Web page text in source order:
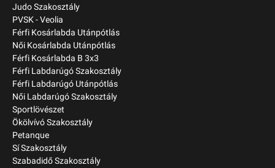
Judo Szakosztály
PVSK - Veolia
Férfi Kosárlabda Utánpótlás
Női Kosárlabda Utánpótlás
Férfi Kosárlabda B 3x3
Férfi Labdarúgó Szakosztály
Férfi Labdarúgó Utánpótlás
Női Labdarúgó Szakosztály
Sportlövészet
Ökölvívó Szakosztály
Petanque
Sí Szakosztály
Szabadidő Szakosztály